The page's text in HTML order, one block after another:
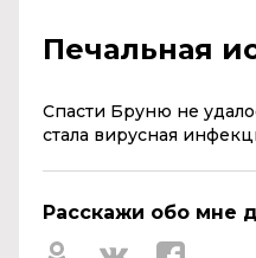
Печальная
Спасти Бруню не
стала вирусная
Расскажи обо мне